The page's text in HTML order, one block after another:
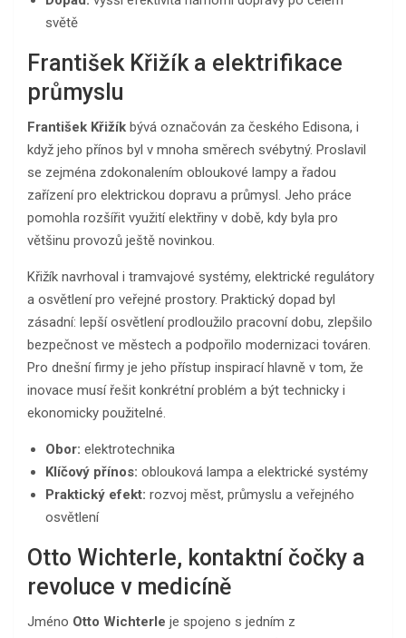
světě
František Křižík a elektrifikace
průmyslu
František Křižík bývá označován za českého Edisona, i
když jeho přínos byl v mnoha směrech svébytný. Proslavil
se zejména zdokonalením obloukové lampy a řadou
zařízení pro elektrickou dopravu a průmysl. Jeho práce
pomohla rozšířit využití elektřiny v době, kdy byla pro
většinu provozů ještě novinkou.
Křižík navrhoval i tramvajové systémy, elektrické regulátory
a osvětlení pro veřejné prostory. Praktický dopad byl
zásadní: lepší osvětlení prodloužilo pracovní dobu, zlepšilo
bezpečnost ve městech a podpořilo modernizaci továren.
Pro dnešní firmy je jeho přístup inspirací hlavně v tom, že
inovace musí řešit konkrétní problém a být technicky i
ekonomicky použitelné.
Obor: elektrotechnika
Klíčový přínos: oblouková lampa a elektrické systémy
Praktický efekt: rozvoj měst, průmyslu a veřejného
osvětlení
Otto Wichterle, kontaktní čočky a
revoluce v medicíně
Jméno Otto Wichterle je spojeno s jedním z